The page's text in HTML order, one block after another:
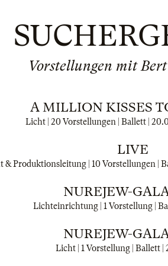
Vorstellungen mit
A MILLION KISSES
Licht | 20 Vorstellungen | Ballett |
LIVE
& Produktionsleitung | 10 Vorstellungen |
NUREJEW-
Lichteinrichtung | 1 Vorstellung |
NUREJEW-
Licht | 1 Vorstellung | Ballett |